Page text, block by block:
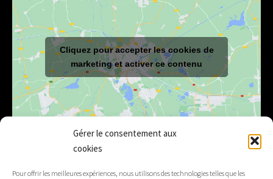
Gérer le consentement aux
cookies
Pour offrir les meilleures expériences, nous utilisons des technologies telles que les
Cliquez pour accepter les cookies de
marketing et activer ce contenu